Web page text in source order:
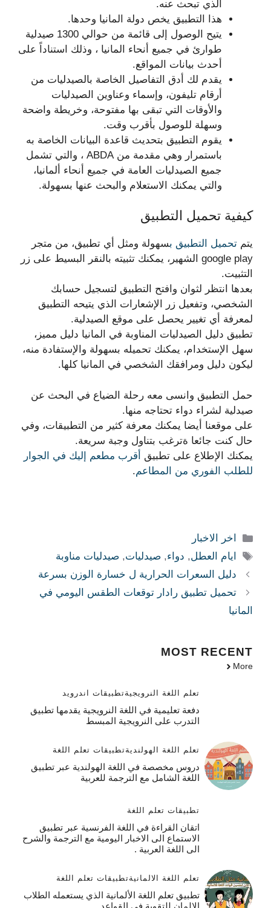
الذي تبحث عنه.
هذا التطبيق يخص دولة المانيا وحدها.
يتيح الوصول إلى قائمة من حوالي 1300 صيدلية
طوارئ في جميع أنحاء المانيا ، وذلك استناداً على
أحدث بيانات المواقع.
يقدم لك أدق التفاصيل الخاصة بالصيدليات من
أرقام تليفون، وإسماء وعناوين الصيدليات
والأوقات التي تبقى بها مفتوحة، وخريطة واضحة
وسهلة للوصول بأقرب وقت.
يقوم التطبيق بتحديث قاعدة البيانات الخاصة به
باستمرار وهي مقدمة من ABDA ، والتي تشمل
جميع الصيدليات العامة في جميع أنحاء ألمانيا،
والتي يمكنك الاستعلام والبحث عنها بسهولة.
كيفية تحميل التطبيق
يتم تحميل التطبيق بسهولة ومثل أي تطبيق، من متجر
google play الشهير، يمكنك تثبيته بالنقر البسيط على زر
التثبيت.
بعدها انتظر لثوان وافتح التطبيق لتسجيل حسابك
الشخصي، وتفعيل زر الإشعارات الذي يتيحه التطبيق
لمعرفة أي تغيير يحصل على موقع الصيدلية.
تطبيق دليل الصيدليات المناوبة في المانيا دليل مميز،
سهل الإستخدام، يمكنك تحميله بسهولة والإستفادة منه،
ليكون دليل ومرافقك الشخصي في المانيا كلها.
حمل التطبيق وانسى معه رحلة الضياع في البحث عن
صيدلية لشراء دواء تحتاجه منها.
على موقعنا أيضا يمكنك معرفة كثير من التطبيقات، وفي
حال كنت جائعا ةترغب بتناول وجبة سريعة.
يمكنك الإطلاع على تطبيق
أقرب مطعم إليك في الجوار
للطلب الفوري من المطاعم.
التصنيفات
اخر الاخبار
الوسوم
ايام العطل, دواء,صيدليات,صيدليات مناوبة
دليل السعرات الحرارية ل خسارة الوزن بسرعة
تحميل تطبيق رادار توقعات الطقس اليومي في
المانيا
MOST RECENT
More
تعلم اللغة النرويجيةتطبيقات اندرويد
دفعة تعليمية في اللغة النرويجية يقدمها تطبيق
التدرب على النرويجية المبسط
تعلم اللغة الهولنديةتطبيقات تعلم اللغة
دروس مخصصة في اللغة الهولندية عبر تطبيق
اللغة الشامل مع الترجمة للعربية
تطبيقات تعلم اللغة
اتقان القراءة في اللغة الفرنسية عبر تطبيق
الاستماع الى الاخبار اليومية مع الترجمة والشرح
الى اللغة العربية .
تعلم اللغة الالمانيةتطبيقات تعلم اللغة
تطبيق تعلم اللغة الألمانية الذي يستعمله الطلاب